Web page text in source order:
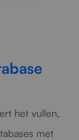
het vullen,
met